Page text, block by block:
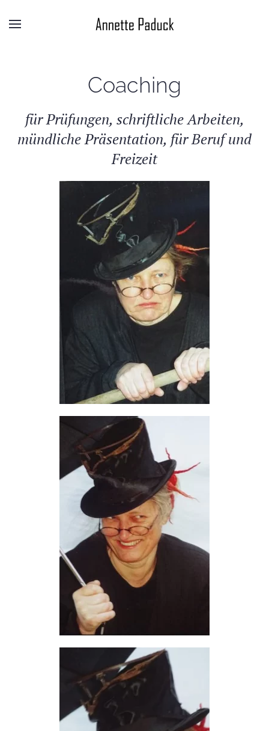
Coaching
für Prüfungen, schriftliche Arbeiten,
mündliche Präsentation, für Beruf und
Freizeit
READ MORE
READ MORE